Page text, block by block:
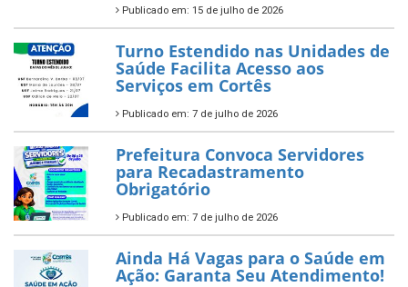
Publicado em: 15 de julho de 2026
Turno Estendido nas Unidades de
Saúde Facilita Acesso aos
Serviços em Cortês
Publicado em: 7 de julho de 2026
Prefeitura Convoca Servidores
para Recadastramento
Obrigatório
Publicado em: 7 de julho de 2026
Ainda Há Vagas para o Saúde em
Ação: Garanta Seu Atendimento!